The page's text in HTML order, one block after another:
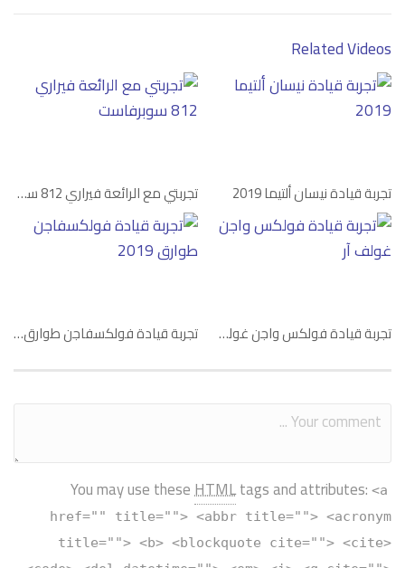
Related Videos
تجربتي مع الرائعة فيراري 812 سوبرفاست تجربة قيادة نيسان ألتيما 2019
تجربة قيادة فولكسفاجن طوارق 2019 تجربة قيادة فولكس واجن غولف آر
You may use theseHTMLtags and attributes: <a
href="" title=""> <abbr title=""> <acronym
title=""> <b> <blockquote cite=""> <cite>